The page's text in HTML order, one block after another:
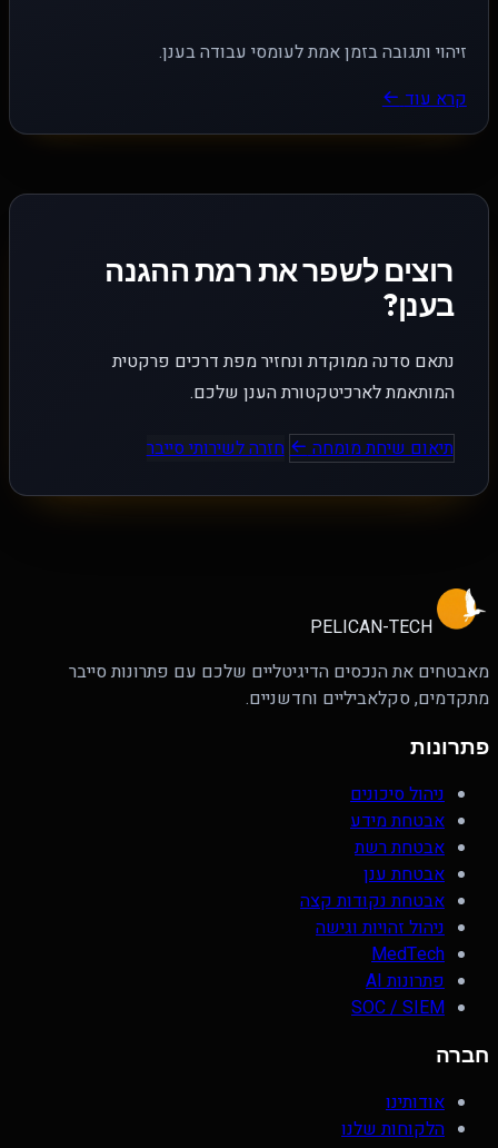
זיהוי ותגובה בזמן אמת לעומסי עבודה בענן.
קרא עוד
רוצים לשפר את רמת ההגנה
בענן?
נתאם סדנה ממוקדת ונחזיר מפת דרכים פרקטית
המותאמת לארכיטקטורת הענן שלכם.
תיאום שיחת מומחה חזרה לשירותי סייבר
PELICAN-TECH
מאבטחים את הנכסים הדיגיטליים שלכם עם פתרונות סייבר
מתקדמים, סקלאביליים וחדשניים.
פתרונות
ניהול סיכונים
אבטחת מידע
אבטחת רשת
אבטחת ענן
אבטחת נקודות קצה
ניהול זהויות וגישה
MedTech
פתרונות AI
SOC / SIEM
חברה
אודותינו
הלקוחות שלנו